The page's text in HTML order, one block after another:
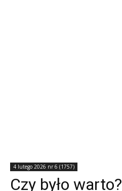
4 lutego 2026 nr 6 (1757)
Czy było warto?